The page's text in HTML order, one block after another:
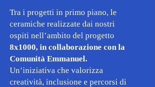
Tra i progetti in primo piano, le
ceramiche realizzate dai nostri
ospiti nell’ambito del progetto
8x1000, in collaborazione con la
Comunità Emmanuel.
Un’iniziativa che valorizza
creatività, inclusione e percorsi di